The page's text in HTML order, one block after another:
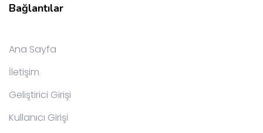
Bağlantılar
Ana Sayfa
İletişim
Geliştirici Girişi
Kullanıcı Girişi